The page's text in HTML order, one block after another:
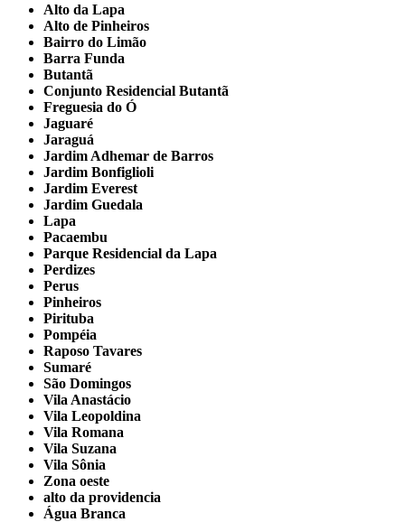
Alto da Lapa
Alto de Pinheiros
Bairro do Limão
Barra Funda
Butantã
Conjunto Residencial Butantã
Freguesia do Ó
Jaguaré
Jaraguá
Jardim Adhemar de Barros
Jardim Bonfiglioli
Jardim Everest
Jardim Guedala
Lapa
Pacaembu
Parque Residencial da Lapa
Perdizes
Perus
Pinheiros
Pirituba
Pompéia
Raposo Tavares
Sumaré
São Domingos
Vila Anastácio
Vila Leopoldina
Vila Romana
Vila Suzana
Vila Sônia
Zona oeste
alto da providencia
Água Branca